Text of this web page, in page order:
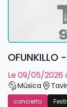
le 09/05/2026
Música
concierto